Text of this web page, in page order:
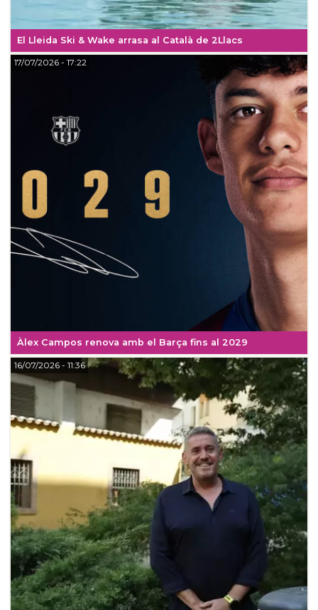
El Lleida Ski & Wake arrasa al Català de 2Llacs
Àlex Campos renova amb el Barça fins al 2029
17/07/2026- 17:22
16/07/2026- 11:36